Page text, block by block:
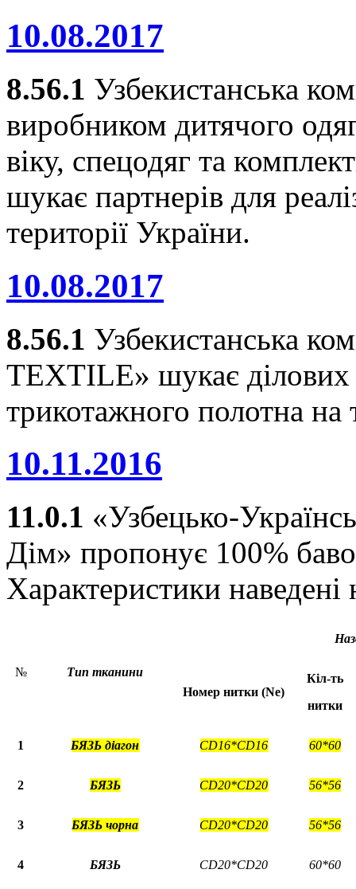
10.08.2017
8.56.1 Узбекистанська
виробником дитячого
віку, спецодяг та
шукає партнерів для
території України.
10.08.2017
8.56.1 Узбекистанська
TEXTILE» шукає ділових
трикотажного полотна на
10.11.2016
11.0.1 «Узбецько-
Дім» пропонує 100%
Характеристики
№ Тип тканини
Н
Номер нитки (Ne)
Кіл-ть
нитки
1 БЯЗЬ діагон СD16*СD16 60*60
2 БЯЗЬ СD20*СD20 56*56
3 БЯЗЬ чорна СD20*СD20 56*56
4 БЯЗЬ СD20*СD20 60*60